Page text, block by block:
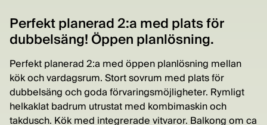
Perfekt planerad 2:a med plats för
dubbelsäng! Öppen planlösning.
Perfekt planerad 2:a med öppen planlösning mellan
kök och vardagsrum. Stort sovrum med plats för
dubbelsäng och goda förvaringsmöjligheter. Rymligt
helkaklat badrum utrustat med kombimaskin och
takdusch. Kök med integrerade vitvaror. Balkong om ca